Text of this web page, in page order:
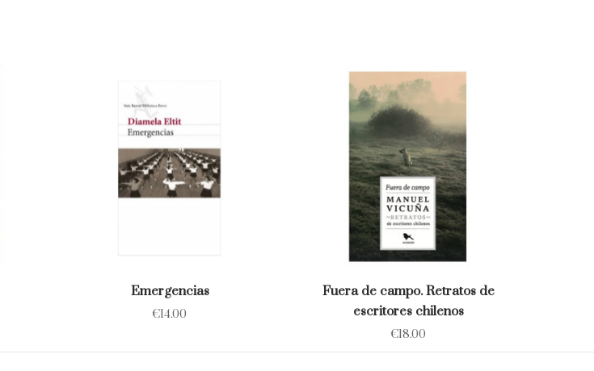
Emergencias
€14.00
Fuera de campo. Retratos de
escritores chilenos
€18.00